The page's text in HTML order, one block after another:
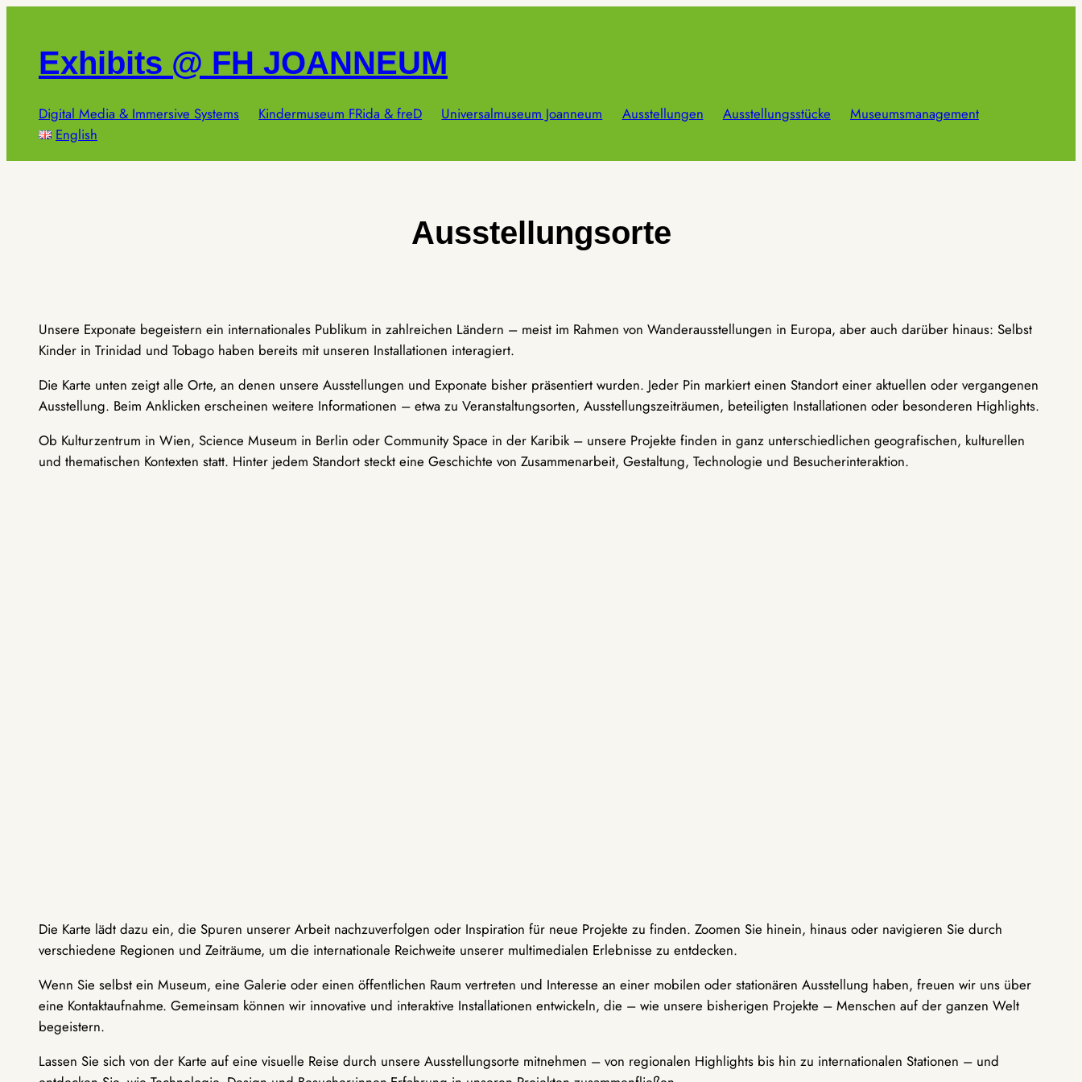
springenExhibits @ FH JOANNEUM
Digital Media & Immersive Systems Kindermuseum FRida & freD Universalmuseum Joanneum Ausstellungen Ausstellungsstücke
Museumsmanagement
English
Ausstellungsorte
Unsere Exponate begeistern ein internationales Publikum in zahlreichen Ländern – meist im Rahmen von Wanderausstellungen in Europa, aber auch darüber hinaus: Selbst
Kinder in Trinidad und Tobago haben bereits mit unseren Installationen interagiert.
Die Karte unten zeigt alle Orte, an denen unsere Ausstellungen und Exponate bisher präsentiert wurden. Jeder Pin markiert einen Standort einer aktuellen oder vergangenen
Ausstellung. Beim Anklicken erscheinen weitere Informationen – etwa zu Veranstaltungsorten, Ausstellungszeiträumen, beteiligten Installationen oder besonderen Highlights.
Ob Kulturzentrum in Wien, Science Museum in Berlin oder Community Space in der Karibik – unsere Projekte finden in ganz unterschiedlichen geografischen, kulturellen
und thematischen Kontexten statt. Hinter jedem Standort steckt eine Geschichte von Zusammenarbeit, Gestaltung, Technologie und Besucherinteraktion.
Die Karte lädt dazu ein, die Spuren unserer Arbeit nachzuverfolgen oder Inspiration für neue Projekte zu finden. Zoomen Sie hinein, hinaus oder navigieren Sie durch
verschiedene Regionen und Zeiträume, um die internationale Reichweite unserer multimedialen Erlebnisse zu entdecken.
Wenn Sie selbst ein Museum, eine Galerie oder einen öffentlichen Raum vertreten und Interesse an einer mobilen oder stationären Ausstellung haben, freuen wir uns über
eine Kontaktaufnahme. Gemeinsam können wir innovative und interaktive Installationen entwickeln, die – wie unsere bisherigen Projekte – Menschen auf der ganzen Welt
begeistern.
Lassen Sie sich von der Karte auf eine visuelle Reise durch unsere Ausstellungsorte mitnehmen – von regionalen Highlights bis hin zu internationalen Stationen – und